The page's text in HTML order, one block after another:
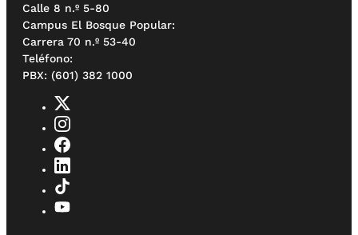
Calle 8 n.º 5-80
Campus El Bosque Popular:
Carrera 70 n.º 53-40
Teléfono:
PBX: (601) 382 1000